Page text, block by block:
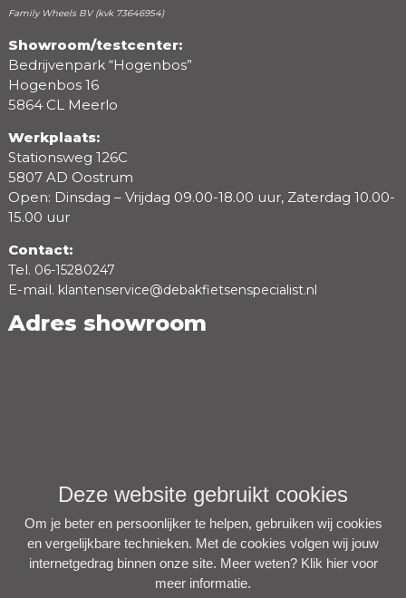
Beoordeling
Family Wheels BV (kvk 73646954)
Showroom/testcenter:
Bedrijvenpark “Hogenbos”
Hogenbos 16
5864 CL Meerlo
Werkplaats:
Stationsweg 126C
5807 AD Oostrum
Open: Dinsdag – Vrijdag 09.00-18.00 uur, Zaterdag 10.00-
15.00 uur
Contact:
Tel. 06-15280247
E-mail. klantenservice@debakfietsenspecialist.nl
Adres showroom
Deze website gebruikt cookies
Om je beter en persoonlijker te helpen, gebruiken wij cookies
en vergelijkbare technieken. Met de cookies volgen wij jouw
internetgedrag binnen onze site. Meer weten? Klik hier voor
meer informatie.